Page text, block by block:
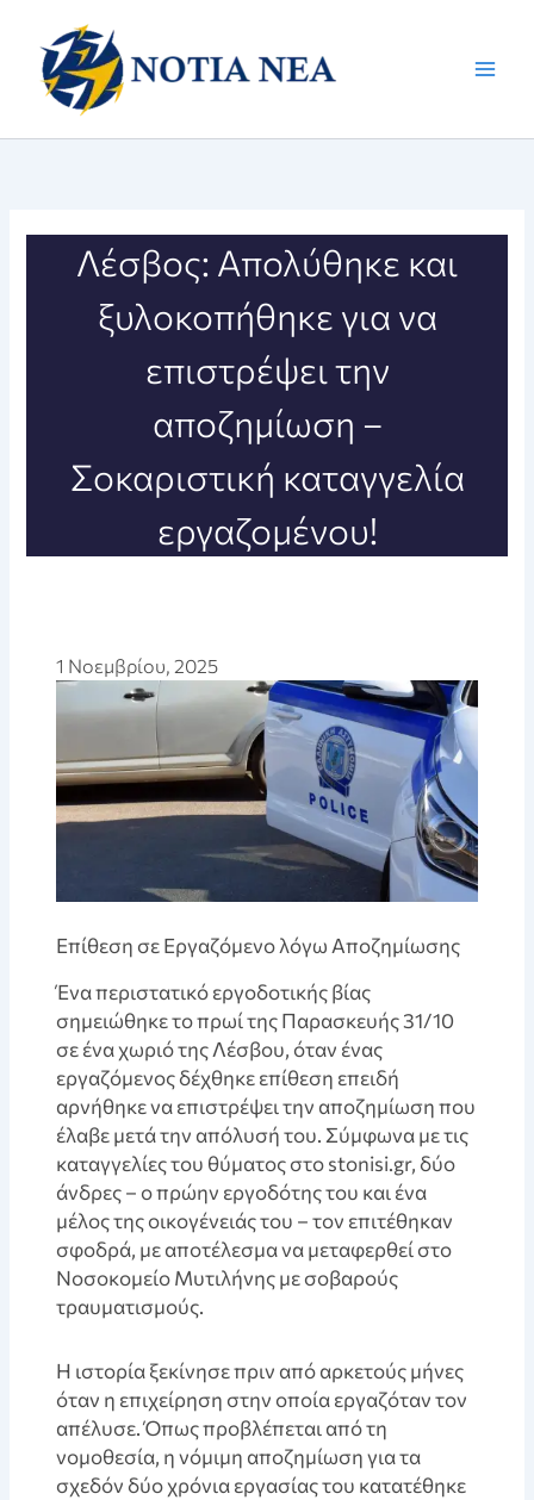
περιεχόμενο
Λέσβος: Απολύθηκε και
ξυλοκοπήθηκε για να
επιστρέψει την
αποζημίωση –
Σοκαριστική καταγγελία
εργαζομένου!
1 Νοεμβρίου, 2025
Επίθεση σε Εργαζόμενο λόγω Αποζημίωσης
Ένα περιστατικό εργοδοτικής βίας
σημειώθηκε το πρωί της Παρασκευής 31/10
σε ένα χωριό της Λέσβου, όταν ένας
εργαζόμενος δέχθηκε επίθεση επειδή
αρνήθηκε να επιστρέψει την αποζημίωση που
έλαβε μετά την απόλυσή του. Σύμφωνα με τις
καταγγελίες του θύματος στο stonisi.gr, δύο
άνδρες – ο πρώην εργοδότης του και ένα
μέλος της οικογένειάς του – τον επιτέθηκαν
σφοδρά, με αποτέλεσμα να μεταφερθεί στο
Νοσοκομείο Μυτιλήνης με σοβαρούς
τραυματισμούς.
Η ιστορία ξεκίνησε πριν από αρκετούς μήνες
όταν η επιχείρηση στην οποία εργαζόταν τον
απέλυσε. Όπως προβλέπεται από τη
νομοθεσία, η νόμιμη αποζημίωση για τα
σχεδόν δύο χρόνια εργασίας του κατατέθηκε